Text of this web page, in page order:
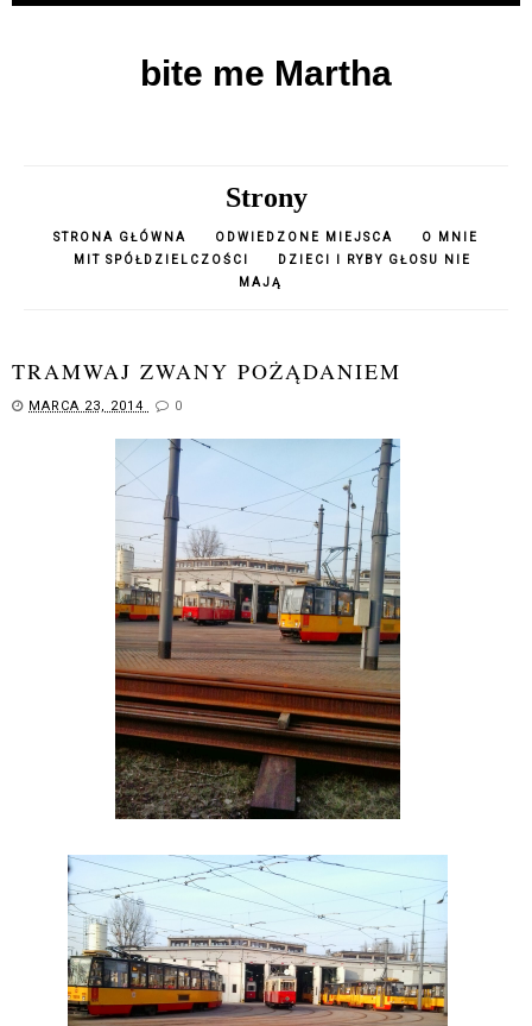
bite me Martha
Strony
STRONA GŁÓWNA ODWIEDZONE MIEJSCA
O MNIE
MIT SPÓŁDZIELCZOŚCI
DZIECI I RYBY GŁOSU NIE
MAJĄ
TRAMWAJ ZWANY POŻĄDANIEM
MARCA 23, 2014 0